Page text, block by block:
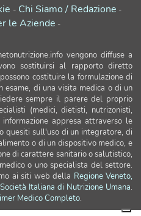
- Chi Siamo / Redazione -
le Aziende -
vengono diffuse a
sostituirsi al rapporto diretto
costituire la formulazione di
esame, di una visita medica o di un
sempre il parere del proprio
(medici, dietisti, nutrizonisti,
appresa attraverso le
quesiti sull'uso di un integratore, di
o di un dispositivo medico, e
di carattere sanitario o salutistico,
o uno specialista del settore.
ai siti web della Regione Veneto,
Società Italiana di Nutrizione Umana.
Medico Completo.